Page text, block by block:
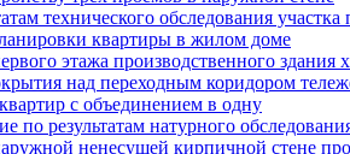
технического обследования
квартиры в жилом доме
этажа производственного здания
над переходным коридором
с объединением в одну
по результатам натурного
ненесущей кирпичной стене